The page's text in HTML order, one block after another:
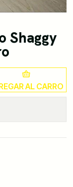
Shaggy
AL CARRO